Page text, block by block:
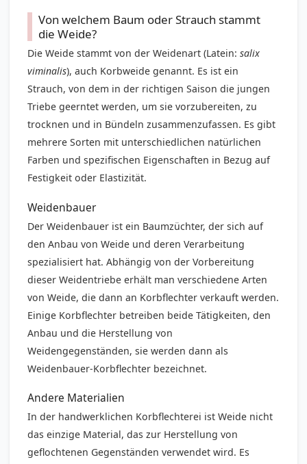
Von welchem Baum oder Strauch stammt
die Weide?
Die Weide stammt von der Weidenart (Latein:salix
viminalis), auch Korbweide genannt. Es ist ein
Strauch, von dem in der richtigen Saison die jungen
Triebe geerntet werden, um sie vorzubereiten, zu
trocknen und in Bündeln zusammenzufassen. Es gibt
mehrere Sorten mit unterschiedlichen natürlichen
Farben und spezifischen Eigenschaften in Bezug auf
Festigkeit oder Elastizität.
Weidenbauer
Der Weidenbauer ist ein Baumzüchter, der sich auf
den Anbau von Weide und deren Verarbeitung
spezialisiert hat. Abhängig von der Vorbereitung
dieser Weidentriebe erhält man verschiedene Arten
von Weide, die dann an Korbflechter verkauft werden.
Einige Korbflechter betreiben beide Tätigkeiten, den
Anbau und die Herstellung von
Weidengegenständen, sie werden dann als
Weidenbauer-Korbflechter bezeichnet.
Andere Materialien
In der handwerklichen Korbflechterei ist Weide nicht
das einzige Material, das zur Herstellung von
geflochtenen Gegenständen verwendet wird. Es